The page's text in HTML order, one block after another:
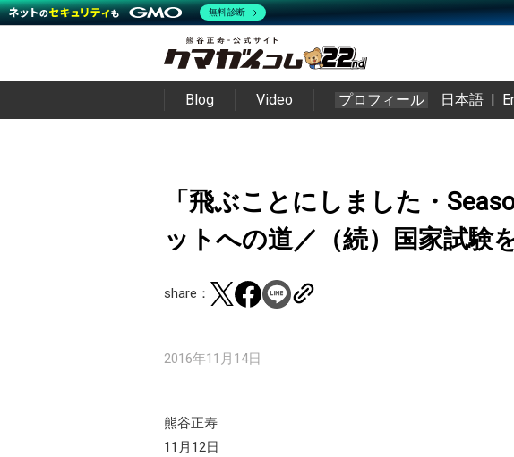
Blog Video プロフィール 日本語 |
「飛ぶことにしました・
ットへの道／（続）国家試験
share：
2016年11月14日
熊谷正寿
11月12日
無料診断